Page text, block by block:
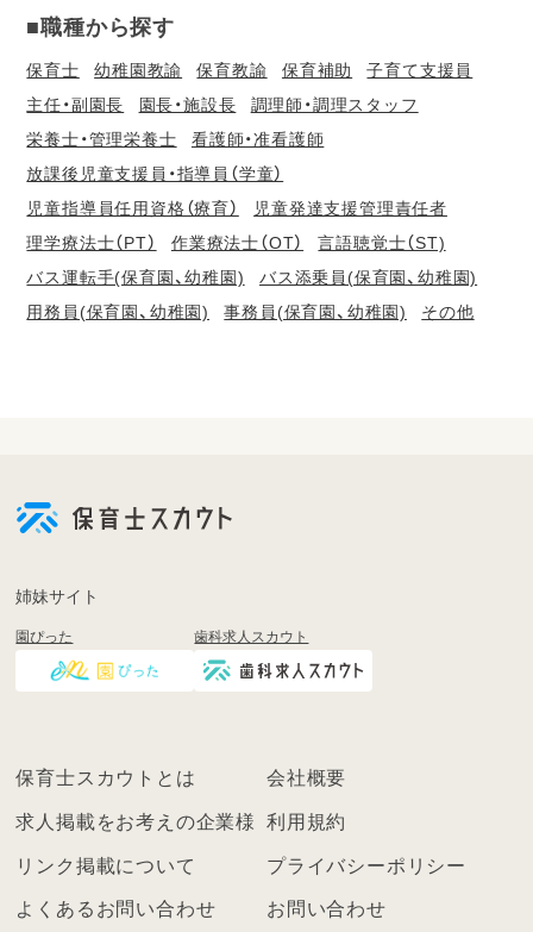
■職種から探す
保育士 幼稚園教諭 保育教諭 保育補助
子育て支援員
主任・副園長
園長・施設長
調理師・調理スタッフ
栄養士・管理栄養士
看護師・准看護師
放課後児童支援員・指導員（学童）
児童指導員任用資格（療育）
児童発達支援管理責任者
理学療法士（PT）
作業療法士（OT）
言語聴覚士（ST)
バス運転手(保育園、幼稚園)
バス添乗員(保育園、幼稚園)
用務員(保育園、幼稚園)
事務員(保育園、幼稚園) その他
登
く
ン
姉妹サイト
園ぴった 歯科求人スカウト
保育士スカウトとは 会社概要
求人掲載をお考えの企業様 利用規約
リンク掲載について プライバシーポリシー
よくあるお問い合わせ お問い合わせ